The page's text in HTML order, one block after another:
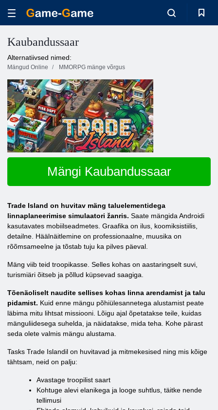
Kaubandussaar
Alternatiivsed nimed:
Mängud Online MMORPG mänge võrgus
Mängi Kaubandussaar
Trade Island on huvitav mäng taluelementidega
linnaplaneerimise simulaatori žanris. Saate mängida Androidi
kasutavates mobiilseadmetes. Graafika on ilus, koomiksistiilis,
detailne. Häälnäitlemine on professionaalne, muusika on
rõõmsameelne ja tõstab tuju ka pilves päeval.
Mäng viib teid troopikasse. Selles kohas on aastaringselt suvi,
turismiäri õitseb ja põllud küpsevad saagiga.
Tõenäoliselt naudite sellises kohas linna arendamist ja talu
pidamist. Kuid enne mängu põhiülesannetega alustamist peate
läbima mitu lihtsat missiooni. Lõigu ajal õpetatakse teile, kuidas
mänguliidesega suhelda, ja näidatakse, mida teha. Kohe pärast
seda olete valmis mängu alustama.
Tasks Trade Islandil on huvitavad ja mitmekesised ning mis kõige
tähtsam, neid on palju:
Avastage troopilist saart
Kohtuge alevi elanikega ja looge suhtlus, täitke nende
tellimusi